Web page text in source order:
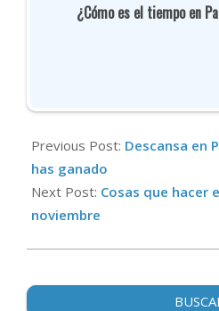
¿Cómo es el tiempo en
06-
13
Previous Post: Descansa en
has ganado
Next Post: Cosas que hacer
noviembre